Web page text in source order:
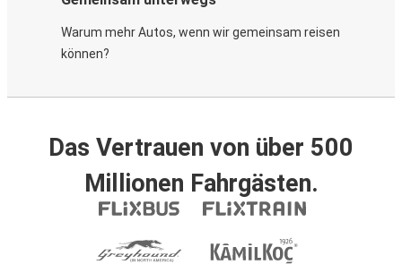
Warum mehr Autos, wenn wir gemeinsam reisen
können?
Das Vertrauen von über 500
Millionen Fahrgästen.